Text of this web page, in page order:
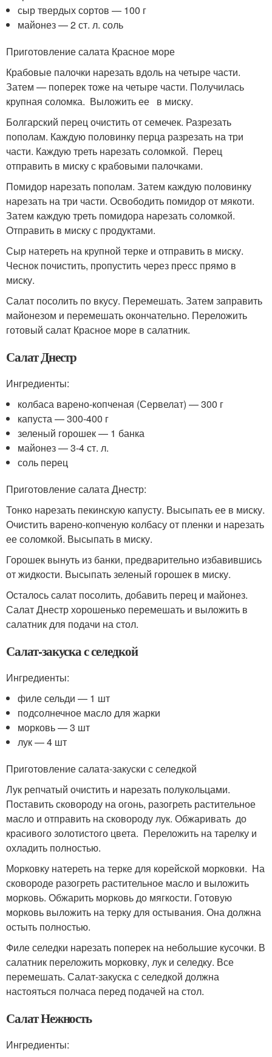
сыр твердых сортов — 100 г
майонез — 2 ст. л. соль
Приготовление салата Красное море
Крабовые палочки нарезать вдоль на четыре части.
Затем — поперек тоже на четыре части. Получилась
крупная соломка. Выложить ее в миску.
Болгарский перец очистить от семечек. Разрезать
пополам. Каждую половинку перца разрезать на три
части. Каждую треть нарезать соломкой. Перец
отправить в миску с крабовыми палочками.
Помидор нарезать пополам. Затем каждую половинку
нарезать на три части. Освободить помидор от мякоти.
Затем каждую треть помидора нарезать соломкой.
Отправить в миску с продуктами.
Сыр натереть на крупной терке и отправить в миску.
Чеснок почистить, пропустить через пресс прямо в
миску.
Салат посолить по вкусу. Перемешать. Затем заправить
майонезом и перемешать окончательно. Переложить
готовый салат Красное море в салатник.
Салат Днестр
Ингредиенты:
колбаса варено-копченая (Сервелат) — 300 г
капуста — 300-400 г
зеленый горошек — 1 банка
майонез — 3-4 ст. л.
соль перец
Приготовление салата Днестр:
Тонко нарезать пекинскую капусту. Высыпать ее в миску.
Очистить варено-копченую колбасу от пленки и нарезать
ее соломкой. Высыпать в миску.
Горошек вынуть из банки, предварительно избавившись
от жидкости. Высыпать зеленый горошек в миску.
Осталось салат посолить, добавить перец и майонез.
Салат Днестр хорошенько перемешать и выложить в
салатник для подачи на стол.
Салат-закуска с селедкой
Ингредиенты:
филе сельди — 1 шт
подсолнечное масло для жарки
морковь — 3 шт
лук — 4 шт
Приготовление салата-закуски с селедкой
Лук репчатый очистить и нарезать полукольцами.
Поставить сковороду на огонь, разогреть растительное
масло и отправить на сковороду лук. Обжаривать до
красивого золотистого цвета. Переложить на тарелку и
охладить полностью.
Морковку натереть на терке для корейской морковки. На
сковороде разогреть растительное масло и выложить
морковь. Обжарить морковь до мягкости. Готовую
морковь выложить на терку для остывания. Она должна
остыть полностью.
Филе селедки нарезать поперек на небольшие кусочки. В
салатник переложить морковку, лук и селедку. Все
перемешать. Салат-закуска с селедкой должна
настояться полчаса перед подачей на стол.
Салат Нежность
Ингредиенты: